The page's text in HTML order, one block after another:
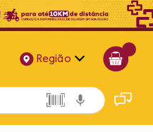
Região
Alagoas
Bahia